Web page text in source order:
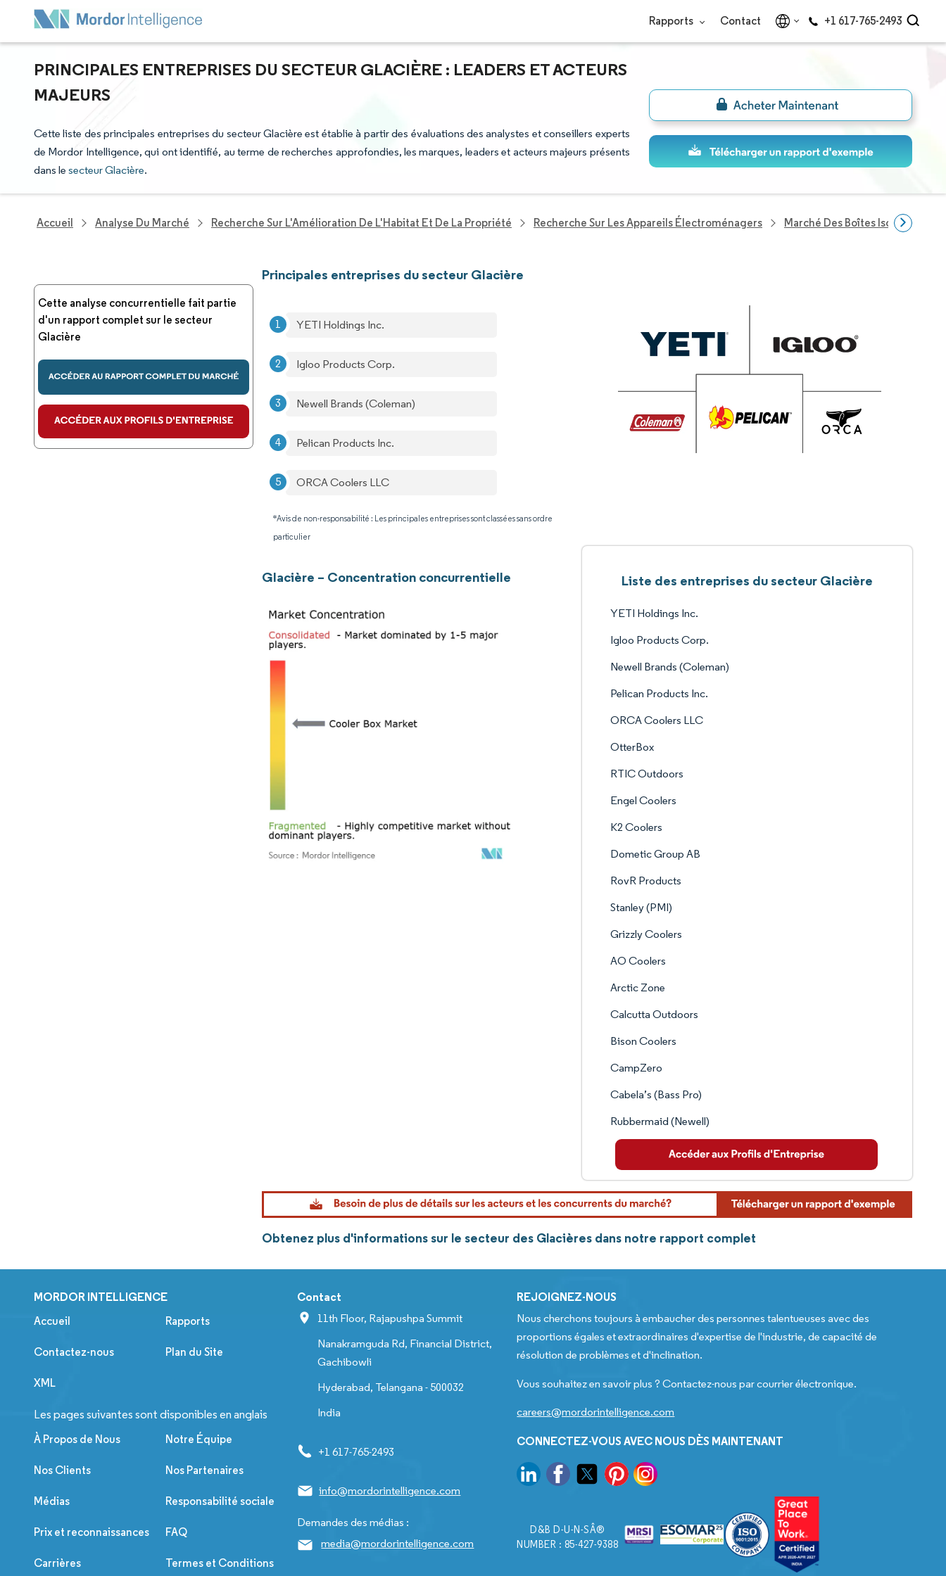
Rapports Contact +1 617-765-2493
PRINCIPALES ENTREPRISES DU SECTEUR GLACIÈRE : LEADERS ET ACTEURS
MAJEURS
Cette liste des principales entreprises du secteur Glacière est établie à partir des évaluations des analystes et conseillers experts
de Mordor Intelligence, qui ont identifié, au terme de recherches approfondies, les marques, leaders et acteurs majeurs présents
dans le secteur Glacière.
Accueil Analyse Du Marché Recherche Sur L'Amélioration De L'Habitat Et De La Propriété Recherche Sur Les Appareils Électroménagers Marché Des Boîtes Isothermes
Cette analyse concurrentielle fait partie
d'un rapport complet sur le secteur
Glacière
Principales entreprises du secteur Glacière
YETI Holdings Inc.
Igloo Products Corp.
Newell Brands (Coleman)
Pelican Products Inc.
ORCA Coolers LLC
*Avis de non-responsabilité : Les principales entreprises sont classées sans ordre
particulier
Glacière – Concentration concurrentielle Liste des entreprises du secteur Glacière
YETI Holdings Inc.
Igloo Products Corp.
Newell Brands (Coleman)
Pelican Products Inc.
ORCA Coolers LLC
OtterBox
RTIC Outdoors
Engel Coolers
K2 Coolers
Dometic Group AB
RovR Products
Stanley (PMI)
Grizzly Coolers
AO Coolers
Arctic Zone
Calcutta Outdoors
Bison Coolers
CampZero
Cabela’s (Bass Pro)
Rubbermaid (Newell)
Obtenez plus d'informations sur le secteur des Glacières dans notre rapport complet
MORDOR INTELLIGENCE
Accueil Rapports
Contactez-nous Plan du Site
XML
Les pages suivantes sont disponibles en anglais
À Propos de Nous Notre Équipe
Nos Clients Nos Partenaires
Médias Responsabilité sociale
Prix et reconnaissances FAQ
Carrières Termes et Conditions
Contact
11th Floor, Rajapushpa Summit
Nanakramguda Rd, Financial District,
Gachibowli
Hyderabad, Telangana - 500032
India
+1 617-765-2493
info@mordorintelligence.com
Demandes des médias :
media@mordorintelligence.com
REJOIGNEZ-NOUS
Nous cherchons toujours à embaucher des personnes talentueuses avec des
proportions égales et extraordinaires d'expertise de l'industrie, de capacité de
résolution de problèmes et d'inclination.
Vous souhaitez en savoir plus ? Contactez-nous par courrier électronique.
careers@mordorintelligence.com
CONNECTEZ-VOUS AVEC NOUS DÈS MAINTENANT
D&B D-U-N-SÂ®
NUMBER : 85-427-9388